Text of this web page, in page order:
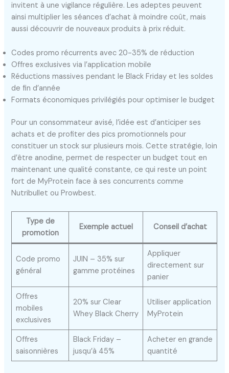
invitent à une vigilance régulière. Les adeptes peuvent
ainsi multiplier les séances d’achat à moindre coût, mais
aussi découvrir de nouveaux produits à prix réduit.
Codes promo récurrents avec 20-35% de réduction
Offres exclusives via l’application mobile
Réductions massives pendant le Black Friday et les soldes
de fin d’année
Formats économiques privilégiés pour optimiser le budget
Pour un consommateur avisé, l’idée est d’anticiper ses
achats et de profiter des pics promotionnels pour
constituer un stock sur plusieurs mois. Cette stratégie, loin
d’être anodine, permet de respecter un budget tout en
maintenant une qualité constante, ce qui reste un point
fort de MyProtein face à ses concurrents comme
Nutribullet ou Prowbest.
Type de
promotion
Exemple actuel Conseil d’achat
Code promo
général
JUIN – 35% sur
gamme protéines
Appliquer
directement sur
panier
Offres
mobiles
exclusives
20% sur Clear
Whey Black Cherry
Utiliser application
MyProtein
Offres
saisonnières
Black Friday –
jusqu’à 45%
Acheter en grande
quantité